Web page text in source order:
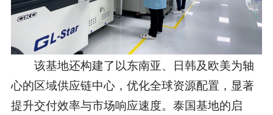
该基地还构建了以东南亚、日韩及欧美为轴
心的区域供应链中心，优化全球资源配置，显著
提升交付效率与市场响应速度。泰国基地的启